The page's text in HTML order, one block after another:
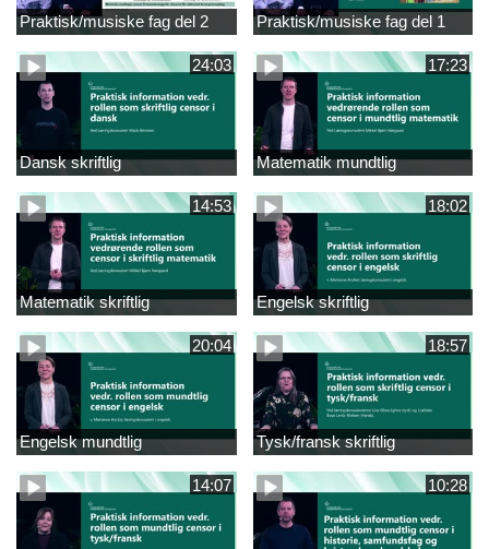
Praktisk/musiske fag del 2 Praktisk/musiske fag del 1
24:03
Dansk skriftlig
17:23
Matematik mundtlig
14:53
Matematik skriftlig
18:02
Engelsk skriftlig
20:04
Engelsk mundtlig
18:57
Tysk/fransk skriftlig
14:07 10:28